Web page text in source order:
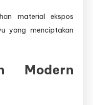
material ekspos
yang menciptakan
Modern